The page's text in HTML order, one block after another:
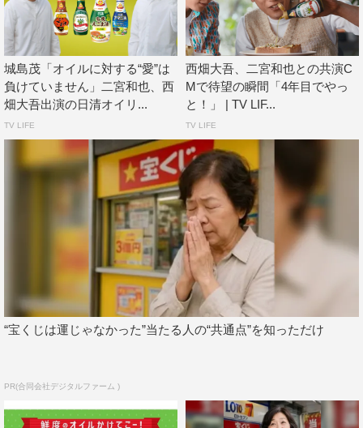
ジャニーズ なにわ男子 二宮和也
嵐 関西ジャニーズJr.
城島茂「オイルに対する“愛”は
負けていません」二宮和也、西
畑大吾出演の日清オイリ...
TV LIFE
西畑大吾、二宮和也との共演C
Mで待望の瞬間「4年目でやっ
と！」 | TV LIF...
TV LIFE
“宝くじは運じゃなかった”当たる人の“共通点”を知っただけ
PR(合同会社デジタルファーム )